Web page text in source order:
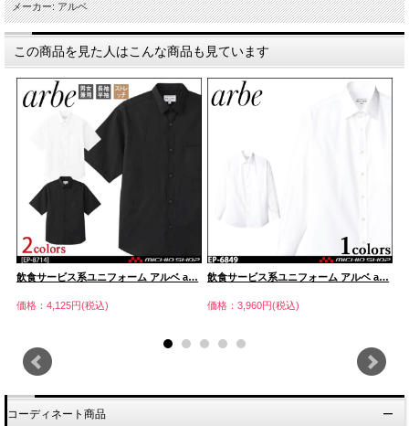
メーカー: アルベ
この商品を見た人はこんな商品も見ています
飲食サービス系ユニフォーム アルベ a…
価格：4,125円(税込)
飲食サービス系ユニフォーム アルベ a…
価格：3,960円(税込)
コーディネート商品